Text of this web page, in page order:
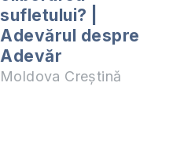
sufletului? |
Adevărul despre
Adevăr
Moldova Creștină